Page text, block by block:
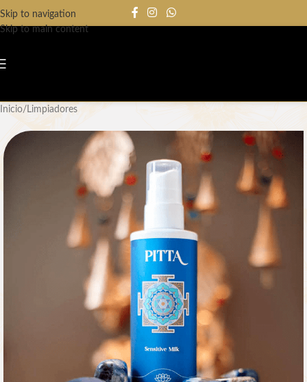
Skip to navigation
Skip to main content
Inicio/ Limpiadores